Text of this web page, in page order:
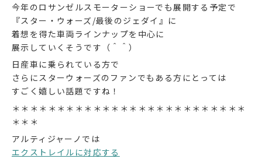
今年のロサンゼルスモーターショーでも展開する予定で
『スター・ウォーズ/最後のジェダイ』に
着想を得た車両ラインナップを中心に
展示していくそうです（＾＾）
日産車に乗られている方で
さらにスターウォーズのファンでもある方にとっては
すごく嬉しい話題ですね！
＊＊＊＊＊＊＊＊＊＊＊＊＊＊＊＊＊＊＊＊＊＊＊＊＊＊
＊＊＊
アルティジャーノでは
エクストレイルに対応する